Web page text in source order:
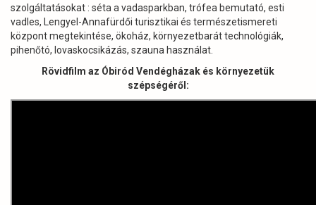
szolgáltatásokat : séta a vadasparkban, trófea bemutató, esti
vadles, Lengyel-Annafürdői turisztikai és természetismereti
központ megtekintése, ökoház, környezetbarát technológiák,
pihenőtó, lovaskocsikázás, szauna használat.
Rövidfilm az Óbiród Vendégházak és környezetük
szépségéről: